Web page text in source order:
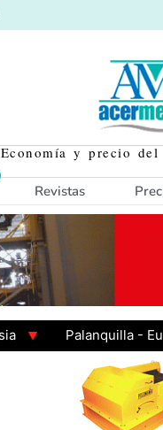
Economía y precio
Revistas
Palanquilla - Europa